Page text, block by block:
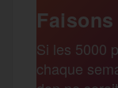
b
r
t
Si les 5000
chaque